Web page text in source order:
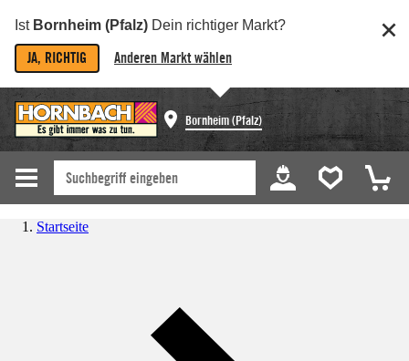
Ist Bornheim (Pfalz) Dein richtiger Markt?
JA, RICHTIG Anderen Markt wählen
Bornheim (Pfalz)
Startseite